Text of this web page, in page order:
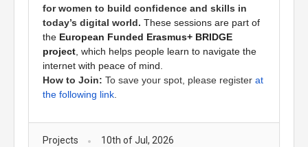
for women to build confidence and skills in
today’s digital world. These sessions are part of
the European Funded Erasmus+ BRIDGE
project , which helps people learn to navigate the
internet with peace of mind.
How to Join: To save your spot, please register at
the following link
Projects 10th of Jul, 2026